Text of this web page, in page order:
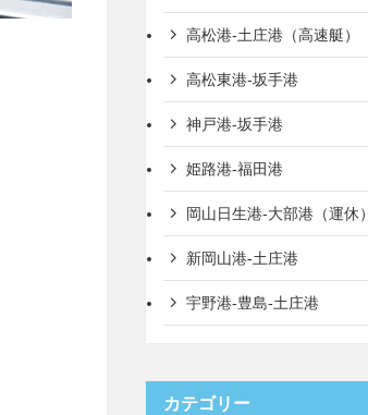
高松港-土庄港（高速艇）
高松東港-坂手港
神戸港-坂手港
姫路港-福田港
岡山日生港-大部港（運休）
新岡山港-土庄港
宇野港-豊島-土庄港
カテゴリー